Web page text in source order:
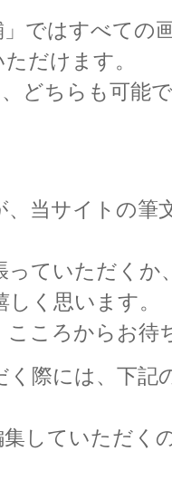
ではすべての
だけます。
、どちらも可能
当サイトの筆
っていただくか
く思います。
こころからお待
く際には、下記
していただく